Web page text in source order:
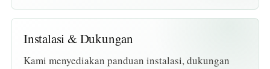
Instalasi & Dukungan
Kami menyediakan panduan instalasi, dukungan